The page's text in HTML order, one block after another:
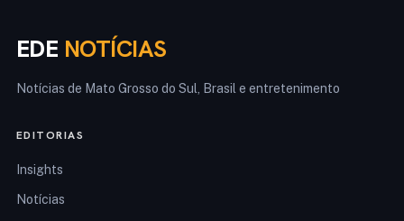
EDE NOTÍCIAS
Notícias de Mato Grosso do Sul, Brasil e entretenimento
EDITORIAS
Insights
Notícias